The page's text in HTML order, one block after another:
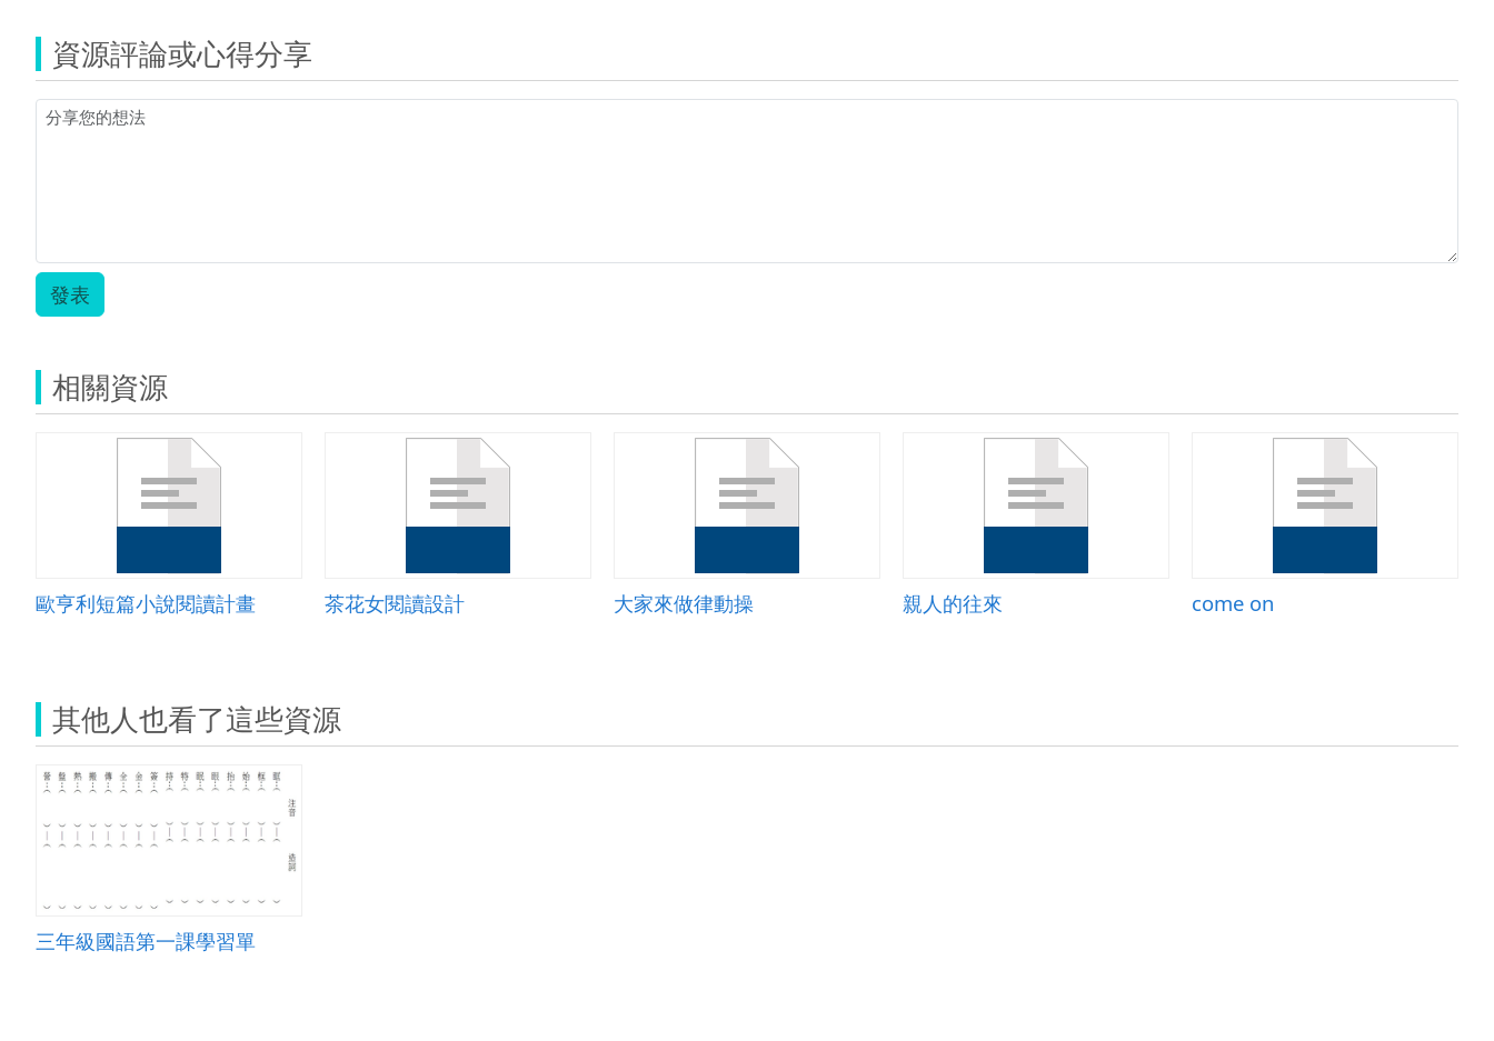
資源評論或心得分享
發表
相關資源
歐亨利短篇小說閱讀計畫 茶花女閱讀設計 大家來做律動操 親人的往來 come on
其他人也看了這些資源
三年級國語第一課學習單